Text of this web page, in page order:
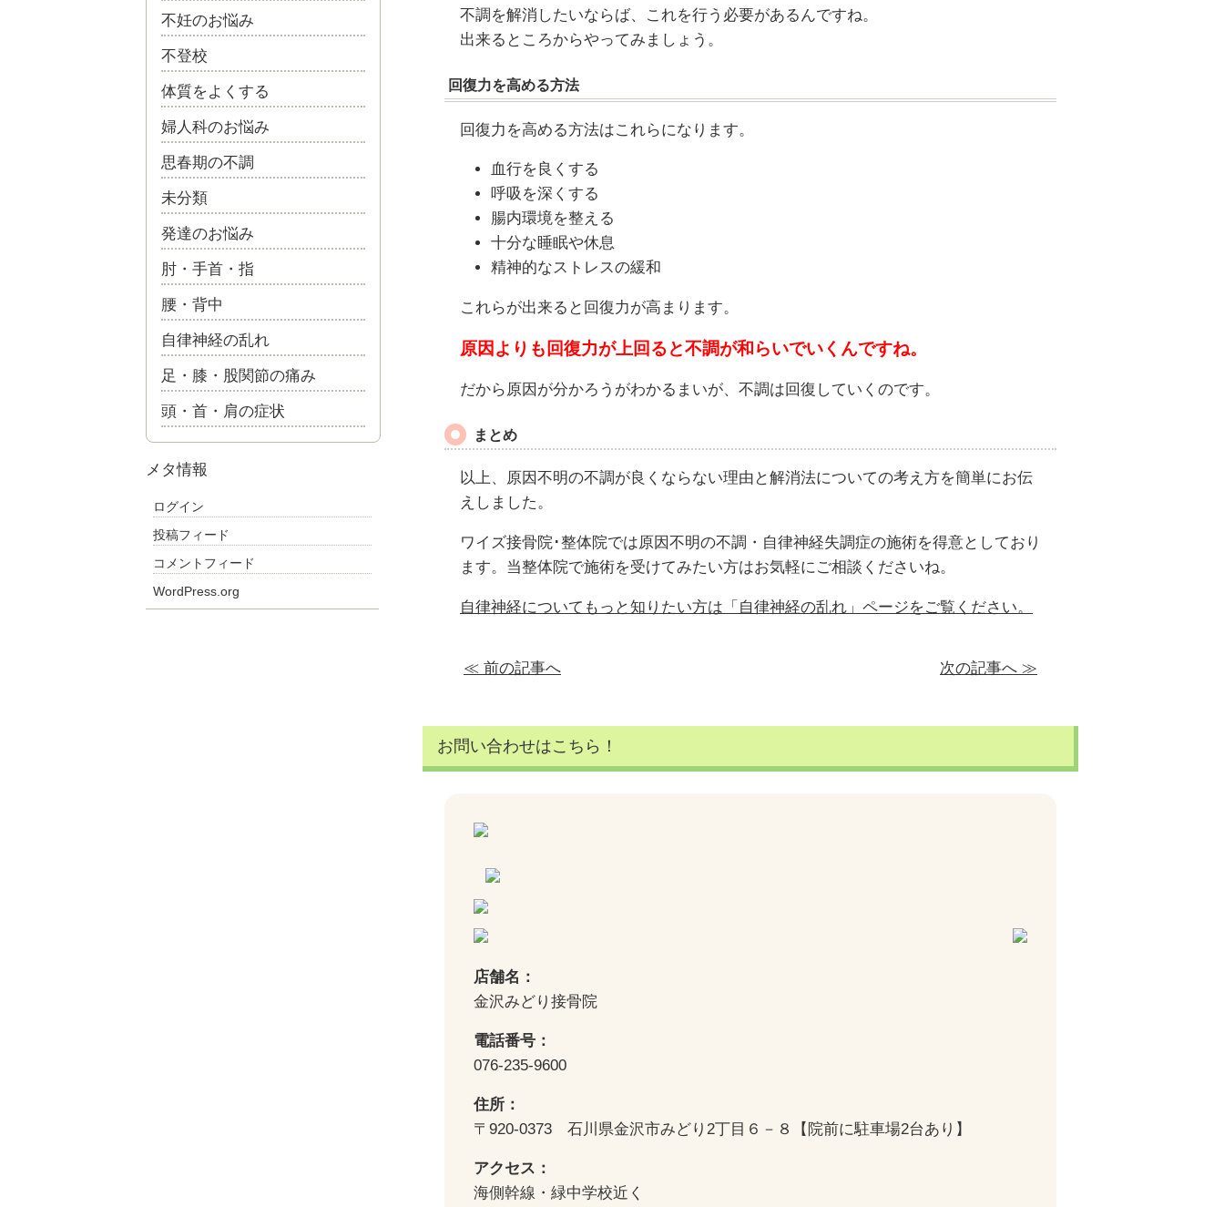
不調を解消したいならば、これを行う必要があるんですね。
出来るところからやってみましょう。
回復力を高める方法
回復力を高める方法はこれらになります。
血行を良くする
呼吸を深くする
腸内環境を整える
十分な睡眠や休息
精神的なストレスの緩和
これらが出来ると回復力が高まります。
原因よりも回復力が上回ると不調が和らいでいくんですね。
だから原因が分かろうがわかるまいが、不調は回復していくのです。
まとめ
以上、原因不明の不調が良くならない理由と解消法についての考え方を簡単にお伝
えしました。
ワイズ接骨院･整体院では原因不明の不調・自律神経失調症の施術を得意としており
ます。当整体院で施術を受けてみたい方はお気軽にご相談くださいね。
自律神経についてもっと知りたい方は「自律神経の乱れ」ページをご覧ください。
≪ 前の記事へ 次の記事へ ≫
お問い合わせはこちら！
店舗名：
金沢みどり接骨院
電話番号：
076-235-9600
住所：
〒920-0373 石川県金沢市みどり2丁目６－８【院前に駐車場2台あり】
アクセス：
海側幹線・緑中学校近く
不妊のお悩み
不登校
体質をよくする
婦人科のお悩み
思春期の不調
未分類
発達のお悩み
肘・手首・指
腰・背中
自律神経の乱れ
足・膝・股関節の痛み
頭・首・肩の症状
メタ情報
ログイン
投稿フィード
コメントフィード
WordPress.org